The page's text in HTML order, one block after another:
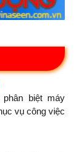
biệt máy
vụ công việc